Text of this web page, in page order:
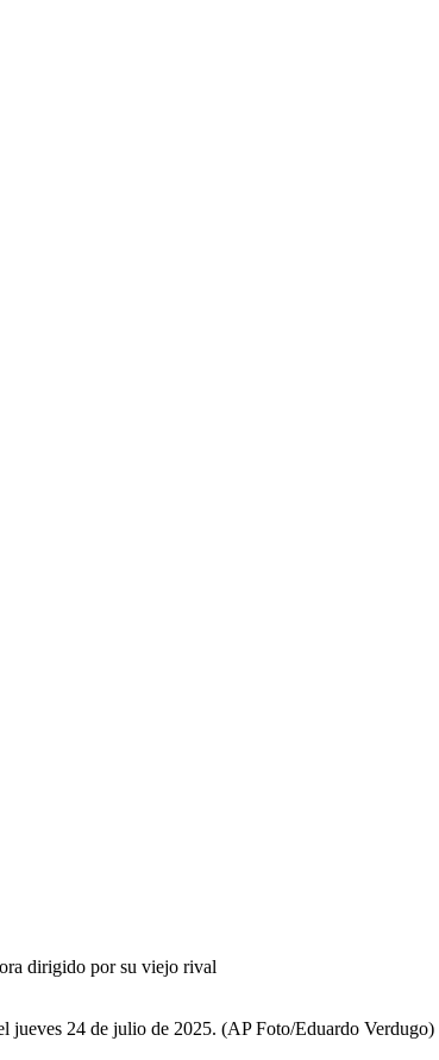
dirigido por su viejo rival
jueves 24 de julio de 2025. (AP Foto/Eduardo Verdugo)